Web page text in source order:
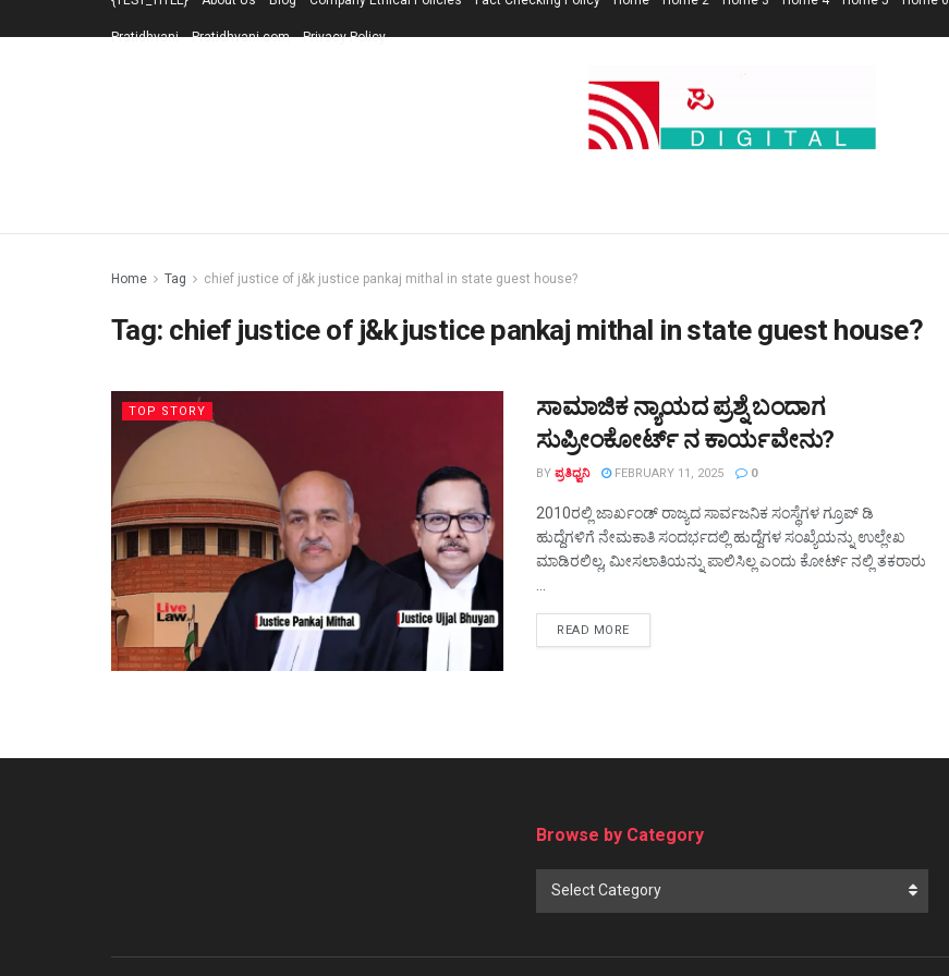
Pratidhvani Pratidhvani.com Privacy Policy
Home Tag chief justice of j&k justice pankaj mithal in state guest house?
Tag: chief justice of j&k justice pankaj mithal in state guest house?
TOP STORY
ಸಾಮಾಜಿಕ ನ್ಯಾಯದ ಪ್ರಶ್ನೆ ಬಂದಾಗ
ಸುಪ್ರೀಂಕೋರ್ಟ್ ನ ಕಾರ್ಯವೇನು?
BY ಪ್ರತಿಧ್ವನಿ FEBRUARY 11, 2025 0
2010ರಲ್ಲಿ ಜಾರ್ಖಂಡ್ ರಾಜ್ಯದ ಸಾರ್ವಜನಿಕ ಸಂಸ್ಥೆಗಳ ಗ್ರೂಪ್ ಡಿ
ಹುದ್ದೆಗಳಿಗೆ ನೇಮಕಾತಿ ಸಂದರ್ಭದಲ್ಲಿ ಹುದ್ದೆಗಳ ಸಂಖ್ಯೆಯನ್ನು ಉಲ್ಲೇಖ
ಮಾಡಿರಲಿಲ್ಲ, ಮೀಸಲಾತಿಯನ್ನು ಪಾಲಿಸಿಲ್ಲ ಎಂದು ಕೋರ್ಟ್ ನಲ್ಲಿ ತಕರಾರು
READ MOREDETAILS
Browse by Category
Browse
Select Category